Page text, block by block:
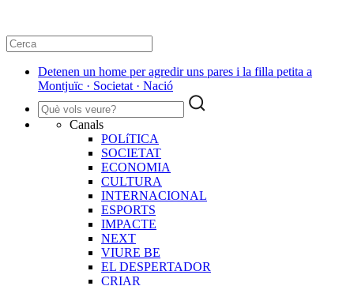
Detenen un home per agredir uns pares i la filla petita a
Montjuïc · Societat · Nació
Canals
POLíTICA
SOCIETAT
ECONOMIA
CULTURA
INTERNACIONAL
ESPORTS
IMPACTE
NEXT
VIURE BE
EL DESPERTADOR
CRIAR